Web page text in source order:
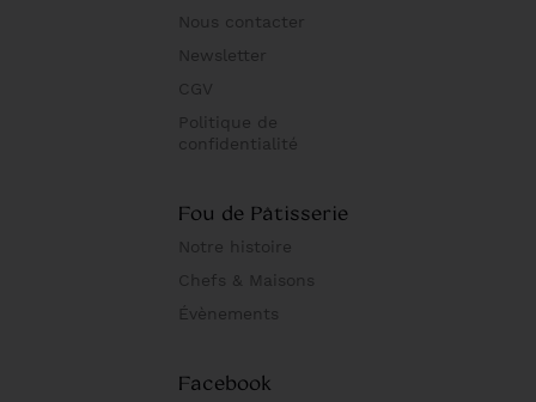
Nous contacter
Newsletter
CGV
Politique de
confidentialité
Fou de Pâtisserie
Notre histoire
Chefs & Maisons
Évènements
Facebook